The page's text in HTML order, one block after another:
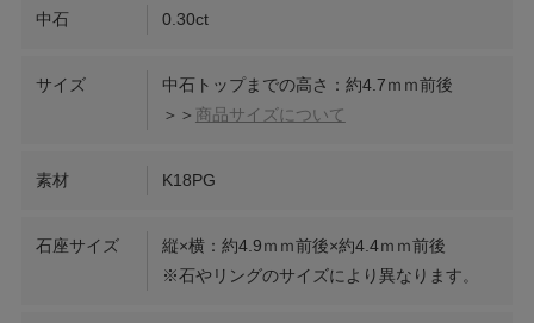
中石 0.30ct
サイズ
中石トップまでの高さ：約4.7ｍｍ前後
＞＞ 商品サイズについて
素材 K18PG
石座サイズ
縦×横：約4.9ｍｍ前後×約4.4ｍｍ前後
※石やリングのサイズにより異なります。